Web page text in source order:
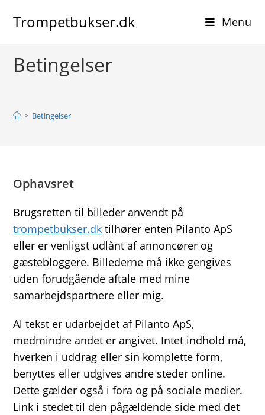
Trompetbukser.dk Menu
Betingelser
> Betingelser
Ophavsret
Brugsretten til billeder anvendt på
trompetbukser.dk tilhører enten Pilanto ApS
eller er venligst udlånt af annoncører og
gæstebloggere. Billederne må ikke gengives
uden forudgående aftale med mine
samarbejdspartnere eller mig.
Al tekst er udarbejdet af Pilanto ApS,
medmindre andet er angivet. Intet indhold må,
hverken i uddrag eller sin komplette form,
benyttes eller udgives andre steder online.
Dette gælder også i fora og på sociale medier.
Link i stedet til den pågældende side med det